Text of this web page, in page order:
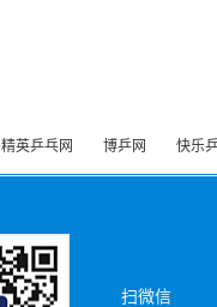
精英乒乓网 博乒网 快乐
扫微信